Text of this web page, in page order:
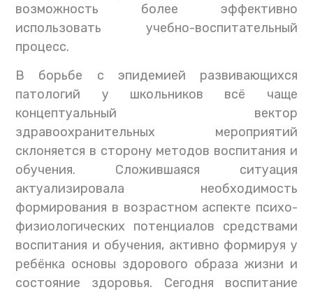
возможность более эффективно
использовать учебно-воспитательный
процесс.
В борьбе с эпидемией развивающихся
патологий у школьников всё чаще
концептуальный вектор
здравоохранительных мероприятий
склоняется в сторону методов воспитания и
обучения. Сложившаяся ситуация
актуализировала необходимость
формирования в возрастном аспекте психо-
физиологических потенциалов средствами
воспитания и обучения, активно формируя у
ребёнка основы здорового образа жизни и
состояние здоровья. Сегодня воспитание